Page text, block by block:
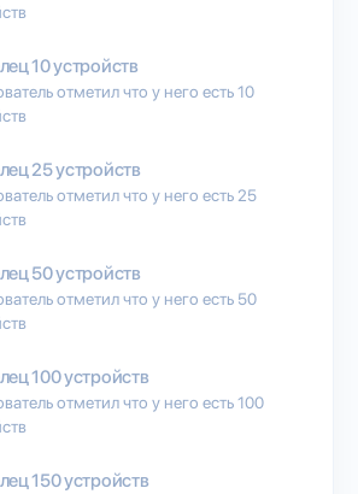
10 устройств
отметил что у него есть 10
25 устройств
отметил что у него есть 25
50 устройств
отметил что у него есть 50
100 устройств
отметил что у него есть 100
150 устройств